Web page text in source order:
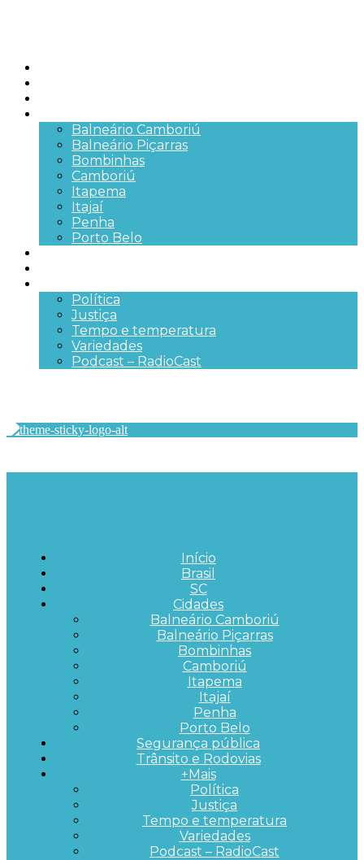
Balneário Camboriú
Balneário Piçarras
Bombinhas
Camboriú
Itapema
Itajaí
Penha
Porto Belo
Política
Justiça
Tempo e temperatura
Variedades
Podcast – RadioCast
Início
Brasil
SC
Cidades
Balneário Camboriú
Balneário Piçarras
Bombinhas
Camboriú
Itapema
Itajaí
Penha
Porto Belo
Segurança pública
Trânsito e Rodovias
+Mais
Política
Justiça
Tempo e temperatura
Variedades
Podcast – RadioCast